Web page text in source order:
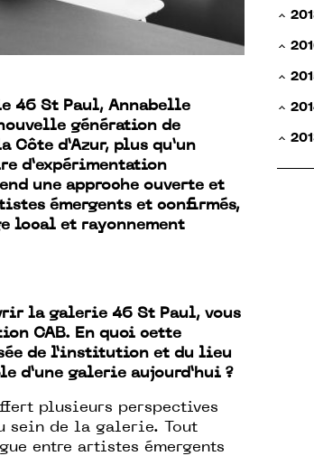
46 St Paul, Annabelle
génération de
d’Azur, plus qu’un
d’expérimentation
une approche ouverte et
émergents et confirmés,
local et rayonnement
la galerie 46 St Paul, vous
CAB. En quoi cette
de l’institution et du lieu
galerie aujourd’hui ?
plusieurs perspectives
sein de la galerie. Tout
entre artistes émergents